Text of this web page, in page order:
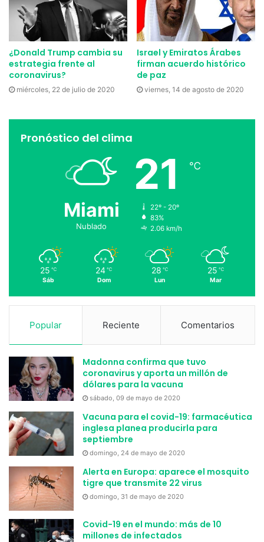
¿Donald Trump cambia su
estrategia frente al
coronavirus?
miércoles, 22 de julio de 2020
Israel y Emiratos Árabes
firman acuerdo histórico
de paz
viernes, 14 de agosto de 2020
Pronóstico del clima
Miami
Nublado
21 ℃
22º - 20º
83%
2.06 km/h
25 ℃
Sáb
24 ℃
Dom
28 ℃
Lun
25 ℃
Mar
Popular Reciente Comentarios
Madonna confirma que tuvo
coronavirus y aporta un millón de
dólares para la vacuna
sábado, 09 de mayo de 2020
Vacuna para el covid-19: farmacéutica
inglesa planea producirla para
septiembre
domingo, 24 de mayo de 2020
Alerta en Europa: aparece el mosquito
tigre que transmite 22 virus
domingo, 31 de mayo de 2020
Covid-19 en el mundo: más de 10
millones de infectados